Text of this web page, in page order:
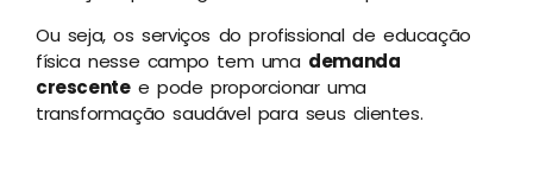
Ou seja, os serviços do profissional de educação
física nesse campo tem uma demanda
crescentee pode proporcionar uma
transformação saudável para seus clientes.